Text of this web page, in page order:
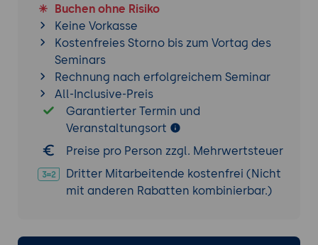
Buchen ohne Risiko
Keine Vorkasse
Kostenfreies Storno bis zum Vortag des
Seminars
Rechnung nach erfolgreichem Seminar
All-Inclusive-Preis
Garantierter Termin und
Veranstaltungsort
Preise pro Person zzgl. Mehrwertsteuer
Dritter Mitarbeitende kostenfrei (Nicht
mit anderen Rabatten kombinierbar.)